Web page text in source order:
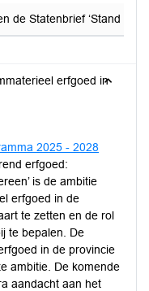
de Statenbrief ‘Stand
erfgoed in
2025 - 2028
erfgoed:
is de ambitie
erfgoed in de
te zetten en de rol
te bepalen. De
in de provincie
ambitie. De komende
aandacht aan het